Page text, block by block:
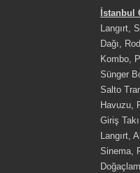
İstanbul
Langırt,
Dağı,
Kombo,
Sünger
Salto
Havuzu,
Giriş
Langırt,
Sinema,